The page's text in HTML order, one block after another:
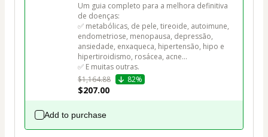
Um guia completo para a melhora definitiva
de doenças:
✅ metabólicas, de pele, tireoide, autoimune,
endometriose, menopausa, depressão,
ansiedade, enxaqueca, hipertensão, hipo e
hipertiroidismo, rosácea, acne...
✅ E muitas outras.
$1,164.88
82%
$207.00
Add to purchase